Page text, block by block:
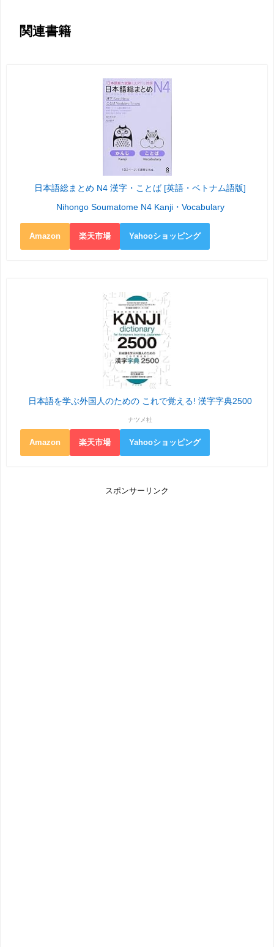
関連書籍
日本語総まとめ N4 漢字・ことば [英語・ベトナム語版]
Nihongo Soumatome N4 Kanji・Vocabulary
Amazon 楽天市場 Yahooショッピング
日本語を学ぶ外国人のための これで覚える! 漢字字典2500
ナツメ社
Amazon 楽天市場 Yahooショッピング
スポンサーリンク